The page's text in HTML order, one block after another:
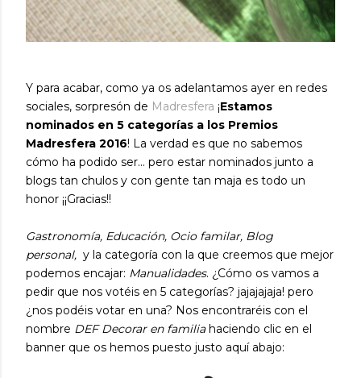
Y para acabar, como ya os adelantamos ayer en redes
sociales, sorpresón de Madresfera ¡Estamos
nominados en 5 categorías a los Premios
Madresfera 2016! La verdad es que no sabemos
cómo ha podido ser... pero estar nominados junto a
blogs tan chulos y con gente tan maja es todo un
honor ¡¡Gracias!!
Gastronomía, Educación, Ocio familar, Blog
personal, y la categoría con la que creemos que mejor
podemos encajar: Manualidades. ¿Cómo os vamos a
pedir que nos votéis en 5 categorías? jajajajaja! pero
¿nos podéis votar en una? Nos encontraréis con el
nombre DEF Decorar en familiahaciendo clic en el
banner que os hemos puesto justo aquí abajo: